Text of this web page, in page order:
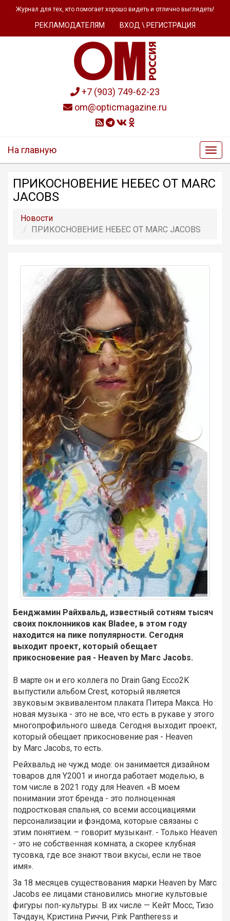
Журнал для тех, кто помогает хорошо видеть и отлично выглядеть!
РЕКЛАМОДАТЕЛЯМ ВХОД \ РЕГИСТРАЦИЯ
+7 (903) 749-62-23
om@opticmagazine.ru
На главную
ПРИКОСНОВЕНИЕ НЕБЕС ОТ MARC
JACOBS
Новости
ПРИКОСНОВЕНИЕ НЕБЕС ОТ MARC JACOBS
Бенджамин Райхвальд, известный сотням тысяч
своих поклонников как Bladee, в этом году
находится на пике популярности. Сегодня
выходит проект, который обещает
прикосновение рая - Heaven by Marc Jacobs.
В марте он и его коллега по Drain Gang Ecco2K
выпустили альбом Crest, который является
звуковым эквивалентом плаката Питера Макса. Но
новая музыка - это не все, что есть в рукаве у этого
многопрофильного шведа. Сегодня выходит проект,
который обещает прикосновение рая - Heaven
by Marc Jacobs, то есть.
Рейхвальд не чужд моде: он занимается дизайном
товаров для Y2001 и иногда работает моделью, в
том числе в 2021 году для Heaven. «В моем
понимании этот бренда - это полноценная
подростковая спальня, со всеми ассоциациями
персонализации и фэндома, которые связаны с
этим понятием. – говорит музыкант. - Только Heaven
- это не собственная комната, а скорее клубная
тусовка, где все знают твои вкусы, если не твое
имя».
За 18 месяцев существования марки Heaven by Marc
Jacobs ее лицами становились многие культовые
фигуры поп-культуры. В их числе — Кейт Мосс, Тизо
Тачдаун, Кристина Риччи, Pink Pantheress и